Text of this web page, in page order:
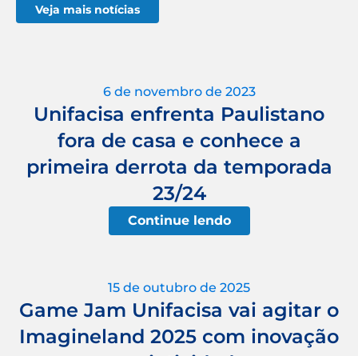
Veja mais notícias
6 de novembro de 2023
Unifacisa enfrenta Paulistano
fora de casa e conhece a
primeira derrota da temporada
23/24
Continue lendo
15 de outubro de 2025
Game Jam Unifacisa vai agitar o
Imagineland 2025 com inovação